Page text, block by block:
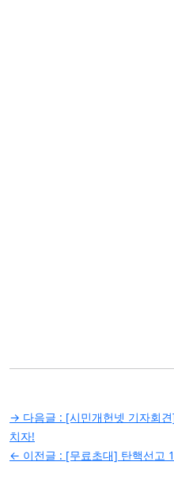
글
탐
색
→ 다음글 : [시민개헌넷 기자회
치자!
← 이전글 : [무료초대] 탄핵선고 1